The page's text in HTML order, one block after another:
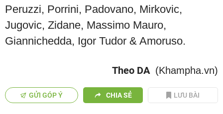
Peruzzi, Porrini, Padovano, Mirkovic,
Jugovic, Zidane, Massimo Mauro,
Giannichedda, Igor Tudor & Amoruso.
Theo DA (Khampha.vn)
GỬI GÓP Ý CHIA SẺ LƯU BÀI